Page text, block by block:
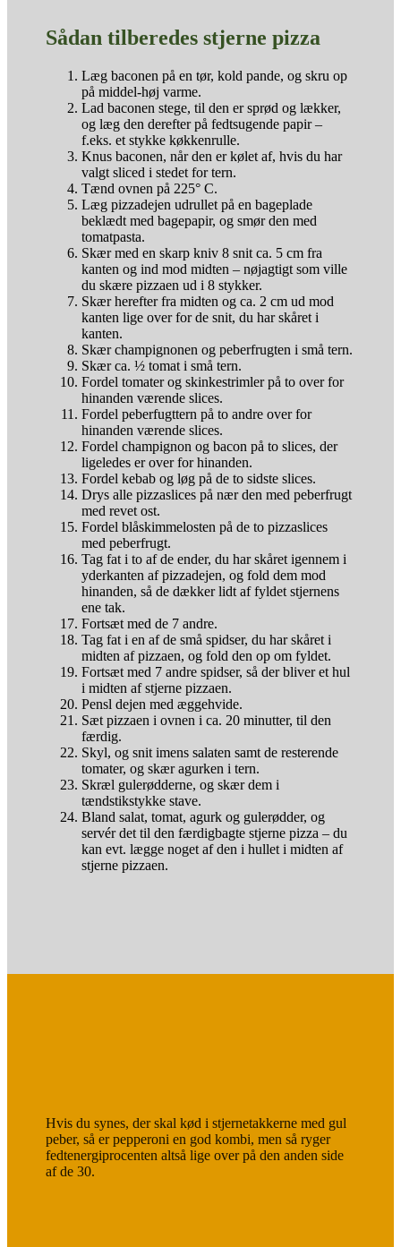
Sådan tilberedes stjerne pizza
Læg baconen på en tør, kold pande, og skru op
på middel-høj varme.
Lad baconen stege, til den er sprød og lækker,
og læg den derefter på fedtsugende papir –
f.eks. et stykke køkkenrulle.
Knus baconen, når den er kølet af, hvis du har
valgt sliced i stedet for tern.
Tænd ovnen på 225° C.
Læg pizzadejen udrullet på en bageplade
beklædt med bagepapir, og smør den med
tomatpasta.
Skær med en skarp kniv 8 snit ca. 5 cm fra
kanten og ind mod midten – nøjagtigt som ville
du skære pizzaen ud i 8 stykker.
Skær herefter fra midten og ca. 2 cm ud mod
kanten lige over for de snit, du har skåret i
kanten.
Skær champignonen og peberfrugten i små tern.
Skær ca. ½ tomat i små tern.
Fordel tomater og skinkestrimler på to over for
hinanden værende slices.
Fordel peberfugttern på to andre over for
hinanden værende slices.
Fordel champignon og bacon på to slices, der
ligeledes er over for hinanden.
Fordel kebab og løg på de to sidste slices.
Drys alle pizzaslices på nær den med peberfrugt
med revet ost.
Fordel blåskimmelosten på de to pizzaslices
med peberfrugt.
Tag fat i to af de ender, du har skåret igennem i
yderkanten af pizzadejen, og fold dem mod
hinanden, så de dækker lidt af fyldet stjernens
ene tak.
Fortsæt med de 7 andre.
Tag fat i en af de små spidser, du har skåret i
midten af pizzaen, og fold den op om fyldet.
Fortsæt med 7 andre spidser, så der bliver et hul
i midten af stjerne pizzaen.
Pensl dejen med æggehvide.
Sæt pizzaen i ovnen i ca. 20 minutter, til den
færdig.
Skyl, og snit imens salaten samt de resterende
tomater, og skær agurken i tern.
Skræl gulerødderne, og skær dem i
tændstikstykke stave.
Bland salat, tomat, agurk og gulerødder, og
servér det til den færdigbagte stjerne pizza – du
kan evt. lægge noget af den i hullet i midten af
stjerne pizzaen.
Hvis du synes, der skal kød i stjernetakkerne med gul
peber, så er pepperoni en god kombi, men så ryger
fedtenergiprocenten altså lige over på den anden side
af de 30.